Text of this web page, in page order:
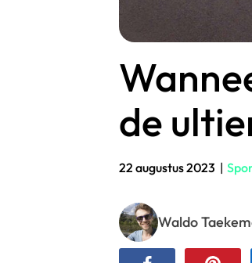
de
22 augustus 2023 |
Waldo